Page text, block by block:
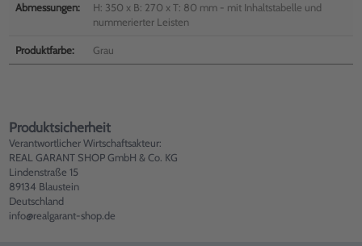
Abmessungen:
H: 350 x B: 270 x T: 80 mm - mit Inhaltstabelle und
nummerierter Leisten
Produktfarbe: Grau
Produktsicherheit
Verantwortlicher Wirtschaftsakteur:
REAL GARANT SHOP GmbH & Co. KG
Lindenstraße 15
89134 Blaustein
Deutschland
info@realgarant-shop.de